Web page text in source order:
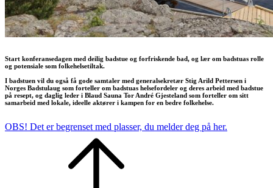
Start konferansedagen med deilig badstue og forfriskende bad, og lær om badstuas rolle
og potensiale som folkehelsetiltak.
I badstuen vil du også få gode samtaler med generalsekretær Stig Arild Pettersen i
Norges Badstulaug som forteller om badstuas helsefordeler og deres arbeid med badstue
på resept, og daglig leder i Blaud Sauna Tor André Gjesteland som forteller om sitt
samarbeid med lokale, ideelle aktører i kampen for en bedre folkehelse.
OBS! Det er begrenset med plasser, du melder deg på her.